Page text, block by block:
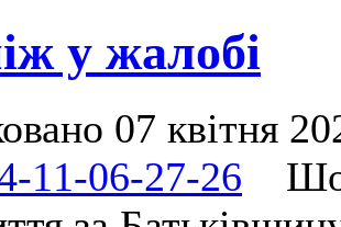
у жалобі
07 квітня